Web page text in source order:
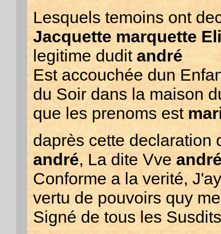
Lesquels temoins ont
Jacquette marquette
legitime duditandré
Est accouchée dun
du Soir dans la maison
que les prenoms est
daprès cette
andré, La dite Vve
Conforme a la verité,
vertu de pouvoirs quy
Signé de tous les